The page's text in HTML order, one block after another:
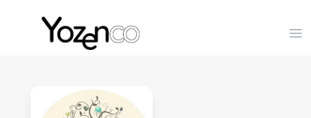
Yozenco - Organisateur de Salons, Evénements et